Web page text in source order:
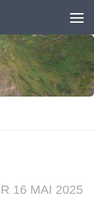
16 MAI 2025